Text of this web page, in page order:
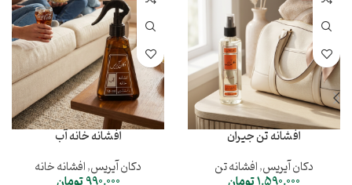
افشانه تن جیران
دکان آیریس,افشانه تن
افشانه خانه آب
دکان آیریس,افشانه خانه